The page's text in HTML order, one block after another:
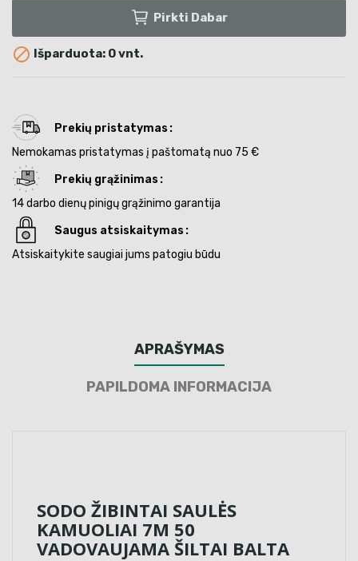
Pirkti Dabar
 Išparduota: 0 vnt.
Prekių pristatymas
Nemokamas pristatymas į paštomatą nuo 75 €
Prekių grąžinimas
14 darbo dienų pinigų grąžinimo garantija
Saugus atsiskaitymas
Atsiskaitykite saugiai jums patogiu būdu
APRAŠYMAS
PAPILDOMA INFORMACIJA
SODO ŽIBINTAI SAULĖS
KAMUOLIAI 7M 50
VADOVAUJAMA ŠILTAI BALTA